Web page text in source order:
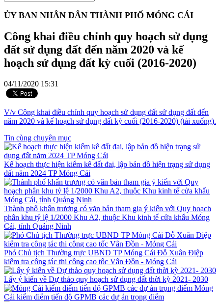
ỦY BAN NHÂN DÂN THÀNH PHỐ MÓNG CÁI
Công khai điều chỉnh quy hoạch sử dụng
đất sử dụng đất đến năm 2020 và kế
hoạch sử dụng đất kỳ cuối (2016-2020)
04/11/2020 15:31
V/v Công khai điều chỉnh quy hoạch sử dụng đất sử dụng đất đến
năm 2020 và kế hoạch sử dụng đất kỳ cuối (2016-2020) (tải xuống).
Tin cùng chuyên mục
Kế hoạch thực hiện kiểm kê đất đai, lập bản đồ hiện trạng sử dụng
đất năm 2024 TP Móng Cái
Thành phố khẩn trương có văn bản tham gia ý kiến với Quy hoạch
phân khu tỷ lệ 1/2000 Khu A2, thuộc Khu kinh tế cửa khẩu Móng
Cái, tỉnh Quảng Ninh
Phó Chủ tịch Thường trực UBND TP Móng Cái Đỗ Xuân Điệp
kiểm tra công tác thi công cao tốc Vân Đồn - Móng Cái
Lấy ý kiến về Dự thảo quy hoạch sử dụng đất thời kỳ 2021- 2030
Móng
Cái kiểm điểm tiến độ GPMB các dự án trọng điểm